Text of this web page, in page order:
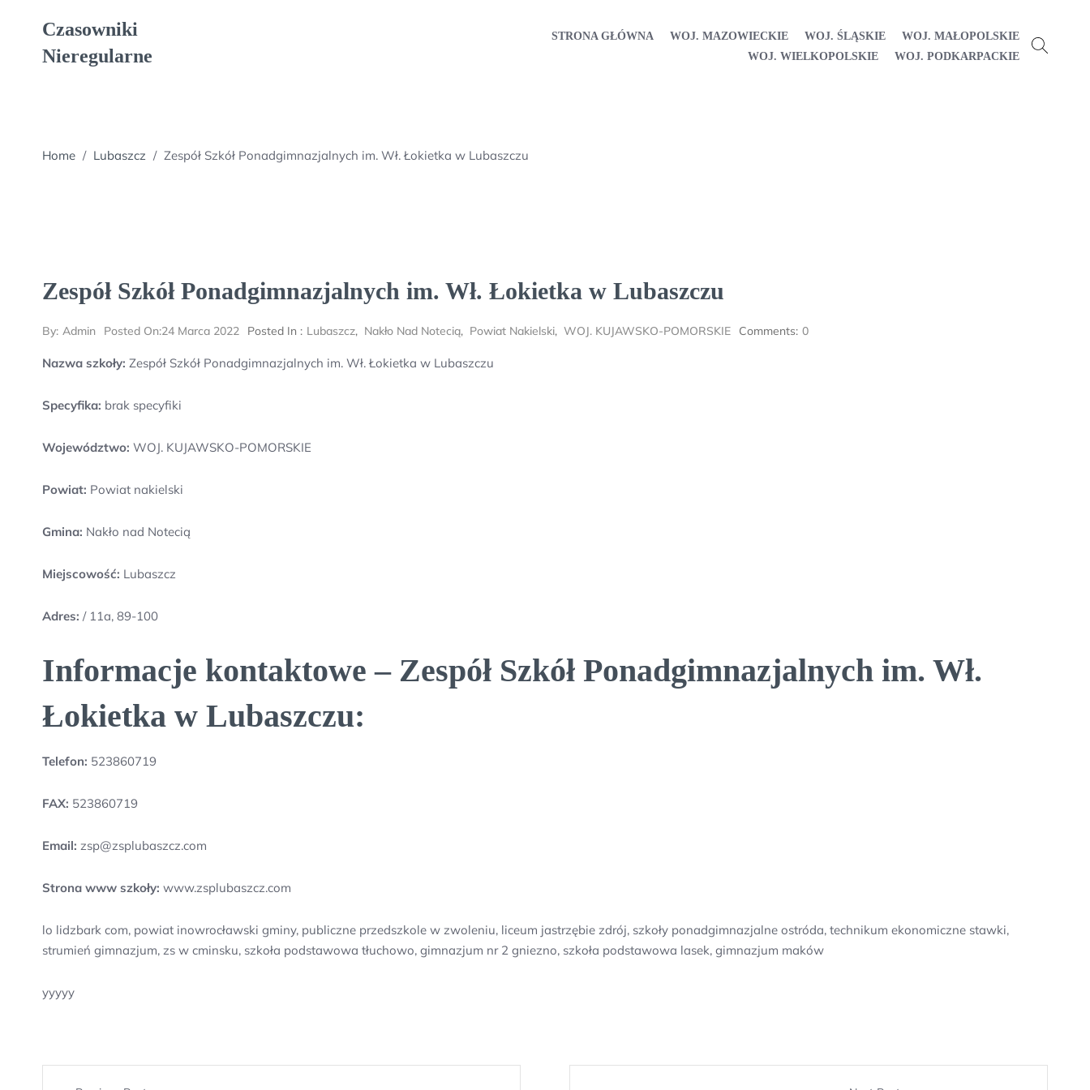
Czasowniki
Nieregularne
STRONA GŁÓWNA WOJ. MAZOWIECKIE WOJ. ŚLĄSKIE
WOJ. MAŁOPOLSKIE
WOJ. WIELKOPOLSKIE
WOJ. PODKARPACKIE
Home / Lubaszcz / Zespół Szkół Ponadgimnazjalnych im. Wł. Łokietka w Lubaszczu
Zespół Szkół Ponadgimnazjalnych im. Wł. Łokietka w Lubaszczu
By: Admin Posted On:24 Marca 2022 Posted In : Lubaszcz, Nakło Nad Notecią, Powiat Nakielski, WOJ. KUJAWSKO-POMORSKIE Comments: 0
Nazwa szkoły: Zespół Szkół Ponadgimnazjalnych im. Wł. Łokietka w Lubaszczu
Specyfika: brak specyfiki
Województwo: WOJ. KUJAWSKO-POMORSKIE
Powiat: Powiat nakielski
Gmina: Nakło nad Notecią
Miejscowość: Lubaszcz
Adres: / 11a, 89-100
Informacje kontaktowe – Zespół Szkół Ponadgimnazjalnych im. Wł.
Łokietka w Lubaszczu:
Telefon: 523860719
FAX: 523860719
Email: zsp@zsplubaszcz.com
Strona www szkoły: www.zsplubaszcz.com
lo lidzbark com, powiat inowrocławski gminy, publiczne przedszkole w zwoleniu, liceum jastrzębie zdrój, szkoły ponadgimnazjalne ostróda, technikum ekonomiczne stawki,
strumień gimnazjum, zs w cminsku, szkoła podstawowa tłuchowo, gimnazjum nr 2 gniezno, szkoła podstawowa lasek, gimnazjum maków
yyyyy